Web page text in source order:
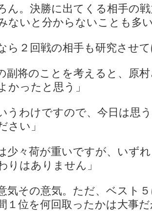
ん。決勝に出てくる相手の
ないと分からないことも多
ら２回戦の相手も研究させ
副将のことを考えると、原
かったと思う」
うわけですので、今日は思
さい」
少々荷が重いですが、いず
りはありません」
気その意気。ただ、ベスト
１位を何回取ったかは大事